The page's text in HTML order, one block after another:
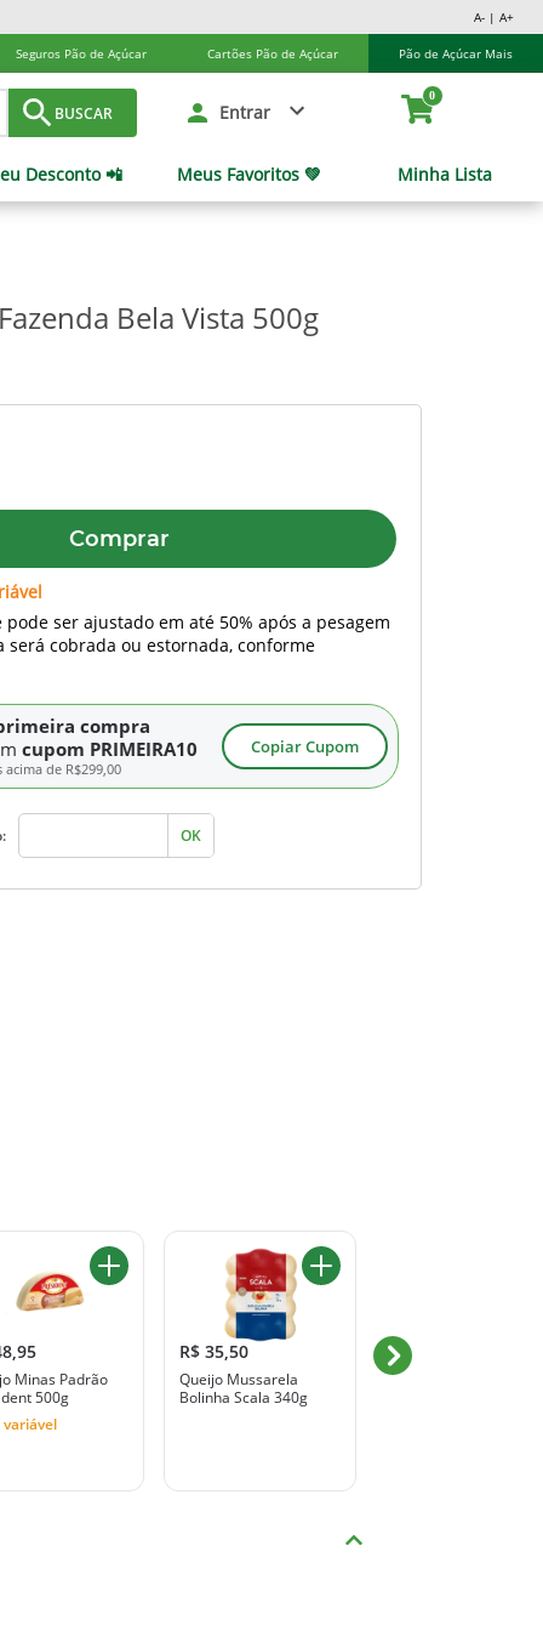
A- | A+
Seguros Pão de Açúcar Cartões Pão de Açúcar Pão de Açúcar Mais
BUSCAR Entrar
0
Desconto 📲 Meus Favoritos 💚 Minha Lista
Bela Vista 500g
Comprar
ser ajustado em até 50% após a pesagem
será cobrada ou estornada, conforme
compra
cupom PRIMEIRA10
acima de R$299,00
Copiar Cupom
OK
Minas Padrão
500g
variável
R$ 35,50
Queijo Mussarela
Bolinha Scala 340g
R$ 29,98
-20%